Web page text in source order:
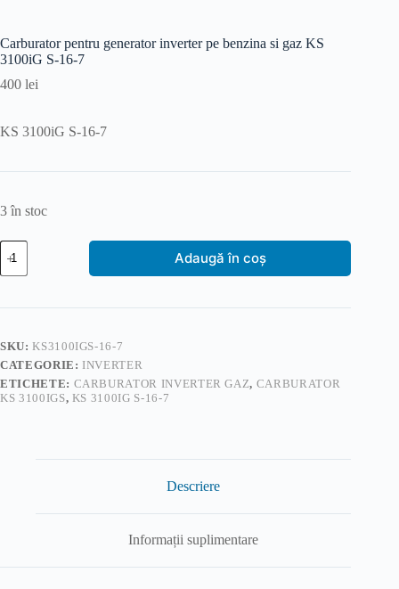
Carburator pentru generator inverter pe benzina si gaz KS
3100iG S-16-7
400 lei
KS 3100iG S-16-7
3 în stoc
Cantitate
Carburator
pentru
inverter
si
gaz
KS
3100iG
Adaugă în coș
SKU:KS3100IGS-16-7
CATEGORIE: INVERTER
ETICHETE: CARBURATOR INVERTER GAZ, CARBURATOR
KS 3100IGS, KS 3100IG S-16-7
Descriere
Informații suplimentare